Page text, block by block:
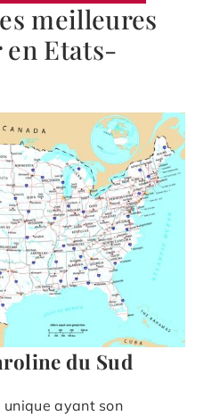
meilleures
Etats-
du Sud
ayant son